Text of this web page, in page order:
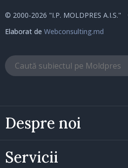
Despre noi
Servicii
© 2000-2026 "I.P. MOLDPRES A.I.S."
Elaborat de Webconsulting.md